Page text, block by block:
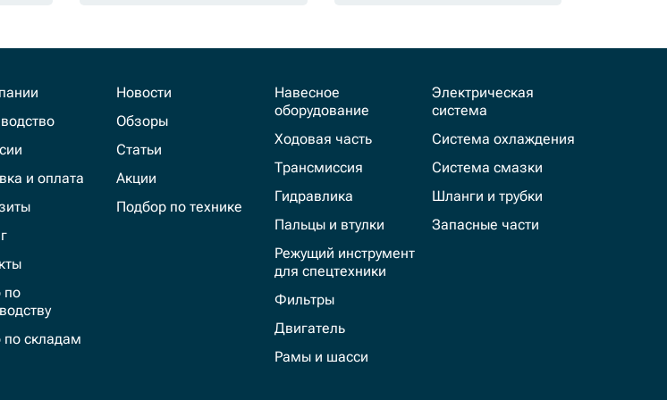
и оплата
по
по складам
Новости
Обзоры
Статьи
Акции
Подбор по технике
Навесное
оборудование
Ходовая часть
Трансмиссия
Гидравлика
Пальцы и втулки
Режущий инструмент
для спецтехники
Фильтры
Двигатель
Рамы и шасси
Электрическая
система
Система охлаждения
Система смазки
Шланги и трубки
Запасные части